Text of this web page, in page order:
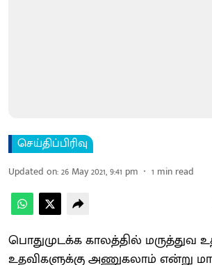
செய்திப்பிரிவு
Updated on:26 May 2021, 9:41 pm 1 min read
பொதுமுடக்க காலத்தில் மருத்துவ
உதவிகளுக்கு அணுகலாம் என்று